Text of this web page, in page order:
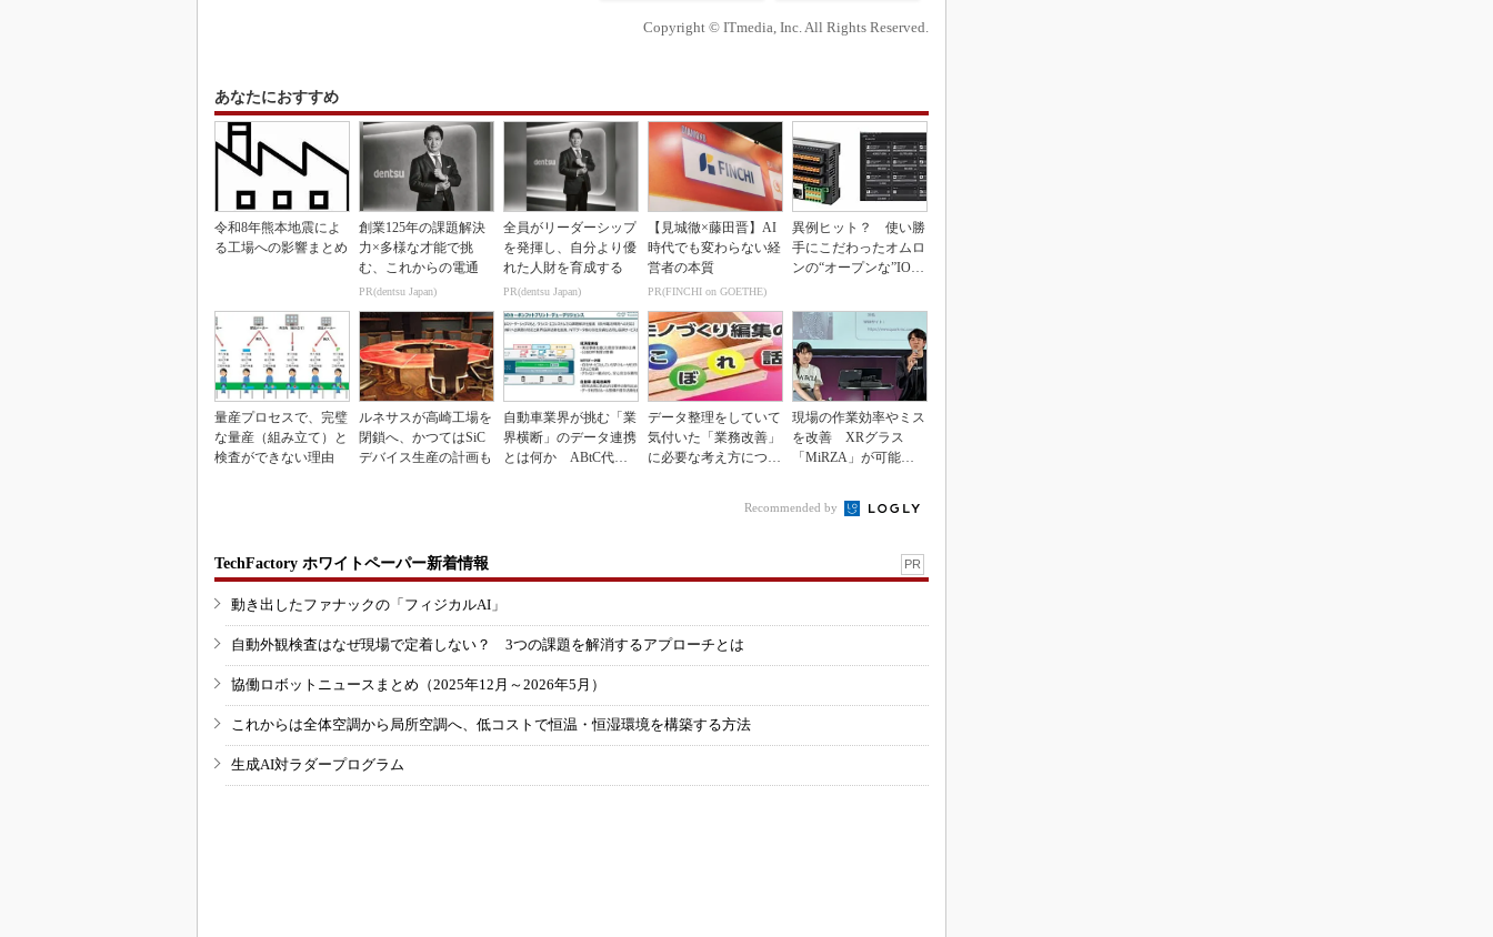
Copyright © ITmedia, Inc. All Rights Reserved.
あなたにおすすめ
令和8年熊本地震によ
る工場への影響まとめ
創業125年の課題解決
力×多様な才能で挑
む、これからの電通
PR(dentsu Japan)
全員がリーダーシップ
を発揮し、自分より優
れた人財を育成する
PR(dentsu Japan)
【見城徹×藤田晋】AI
時代でも変わらない経
営者の本質
PR(FINCHI on GOETHE)
異例ヒット？ 使い勝
手にこだわったオムロ
ンの“オープンな”IO-L
量産プロセスで、完璧
な量産（組み立て）と
検査ができない理由
ルネサスが高崎工場を
閉鎖へ、かつてはSiC
デバイス生産の計画も
自動車業界が挑む「業
界横断」のデータ連携
とは何か ABtC代表
データ整理をしていて
気付いた「業務改善」
に必要な考え方につい
現場の作業効率やミス
を改善 XRグラス
「MiRZA」が可能に
Recommended by
TechFactory ホワイトペーパー新着情報 PR
動き出したファナックの「フィジカルAI」
自動外観検査はなぜ現場で定着しない？ 3つの課題を解消するアプローチとは
協働ロボットニュースまとめ（2025年12月～2026年5月）
これからは全体空調から局所空調へ、低コストで恒温・恒湿環境を構築する方法
生成AI対ラダープログラム